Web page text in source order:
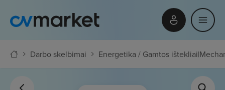
Darbo skelbimai Energetika / Gamtos ištekliai|